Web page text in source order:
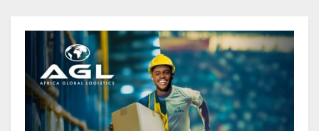
de FCFA, à fin juin 2026,
représentant 44,2 % du PIB
Gabon : Le gouvernement et la BAD
renforcent les capacités des
acteurs du secteur public pour